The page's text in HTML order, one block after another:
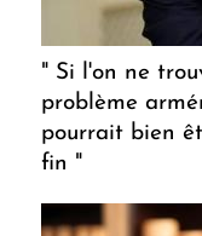
" Si l'on ne
problème
pourrait bien
fin "